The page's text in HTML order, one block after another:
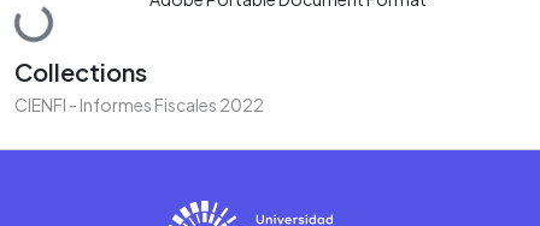
Loading...
Collections
CIENFI - Informes Fiscales 2022